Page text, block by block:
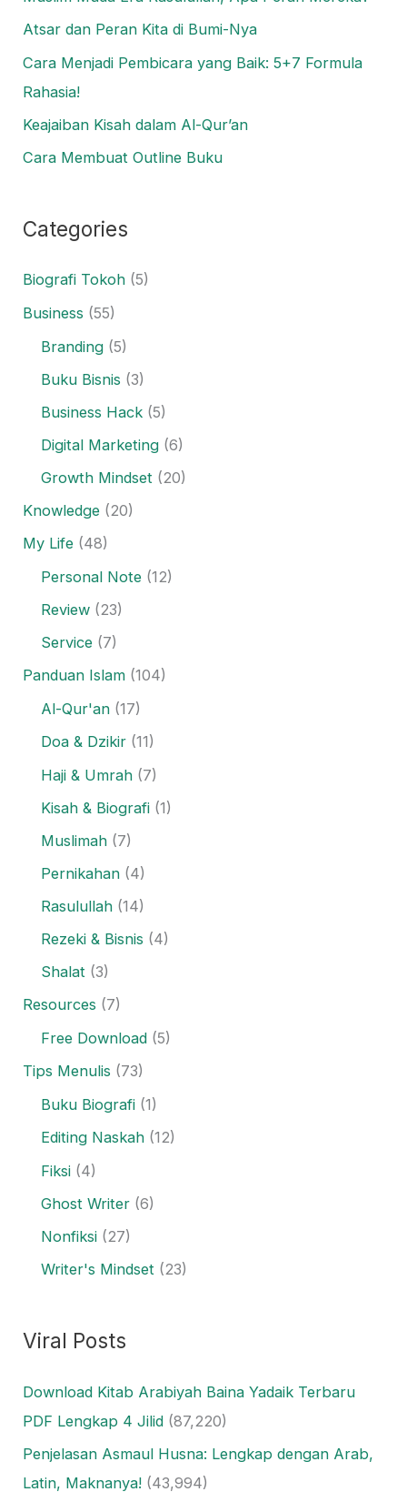
Atsar dan Peran Kita di Bumi-Nya
Cara Menjadi Pembicara yang Baik: 5+7 Formula
Rahasia!
Keajaiban Kisah dalam Al-Qur’an
Cara Membuat Outline Buku
Categories
Biografi Tokoh (5)
Business (55)
Branding (5)
Buku Bisnis (3)
Business Hack (5)
Digital Marketing (6)
Growth Mindset (20)
Knowledge (20)
My Life (48)
Personal Note (12)
Review (23)
Service (7)
Panduan Islam (104)
Al-Qur'an (17)
Doa & Dzikir (11)
Haji & Umrah (7)
Kisah & Biografi (1)
Muslimah (7)
Pernikahan (4)
Rasulullah (14)
Rezeki & Bisnis (4)
Shalat (3)
Resources (7)
Free Download (5)
Tips Menulis (73)
Buku Biografi (1)
Editing Naskah (12)
Fiksi (4)
Ghost Writer (6)
Nonfiksi (27)
Writer's Mindset (23)
Viral Posts
Download Kitab Arabiyah Baina Yadaik Terbaru
PDF Lengkap 4 Jilid (87,220)
Penjelasan Asmaul Husna: Lengkap dengan Arab,
Latin, Maknanya! (43,994)